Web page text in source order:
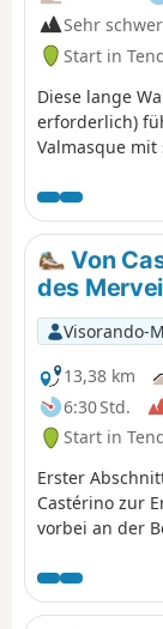
Sehr schwer
Start in
Diese lange
erforderlich)
Valmasque mit
teilweise
zum Gipfel
in der man
Zum
rund um die
durch das
Von
des
Visorando-
13,38 km
6:30 Std.
Start in
Erster
Castérino zur
vorbei an der
Ziel an der